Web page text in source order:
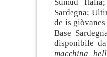
Sumud
Sardegna;
de is
Base
disponibile
macchina